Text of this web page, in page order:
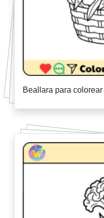
Beallara para colorear